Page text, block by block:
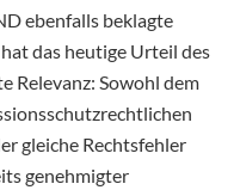
ebenfalls beklagte
das heutige Urteil des
Relevanz: Sowohl dem
gleiche Rechtsfehler
genehmigter